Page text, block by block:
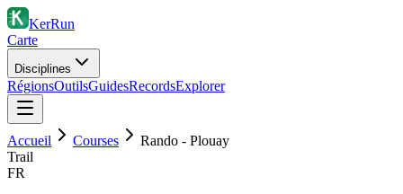
KerRun
Carte
Disciplines
RégionsOutilsGuidesRecordsExplorer
Accueil Courses
Rando - Plouay
Trail
FR